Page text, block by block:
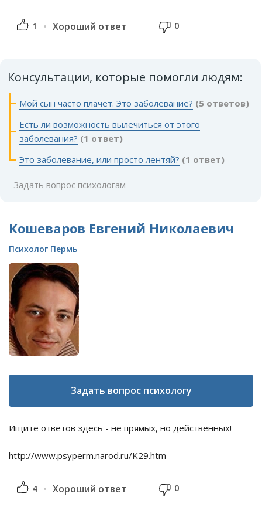
1 Хороший ответ 0
Консультации, которые помогли людям:
Мой сын часто плачет. Это заболевание? (5 ответов)
Есть ли возможность вылечиться от этого
заболевания? (1 ответ)
Это заболевание, или просто лентяй? (1 ответ)
Задать вопрос психологам
Кошеваров Евгений Николаевич
Психолог Пермь
Задать вопрос психологу
Ищите ответов здесь - не прямых, но действенных!
http://www.psyperm.narod.ru/K29.htm
4 Хороший ответ 0